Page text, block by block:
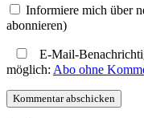
Informiere mich über
abonnieren)
E-Mail-
möglich: Abo ohne